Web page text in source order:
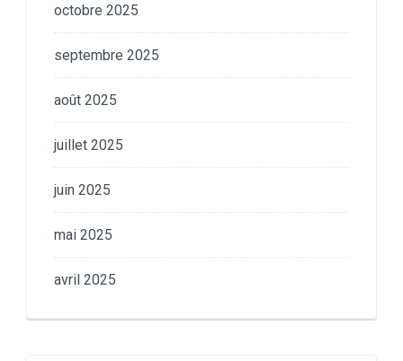
octobre 2025
septembre 2025
août 2025
juillet 2025
juin 2025
mai 2025
avril 2025